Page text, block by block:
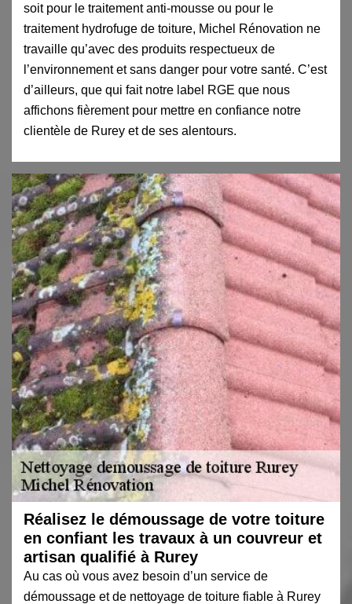
soit pour le traitement anti-mousse ou pour le
traitement hydrofuge de toiture, Michel Rénovation ne
travaille qu’avec des produits respectueux de
l’environnement et sans danger pour votre santé. C’est
d’ailleurs, que qui fait notre label RGE que nous
affichons fièrement pour mettre en confiance notre
clientèle de Rurey et de ses alentours.
Réalisez le démoussage de votre toiture
en confiant les travaux à un couvreur et
artisan qualifié à Rurey
Au cas où vous avez besoin d’un service de
démoussage et de nettoyage de toiture fiable à Rurey